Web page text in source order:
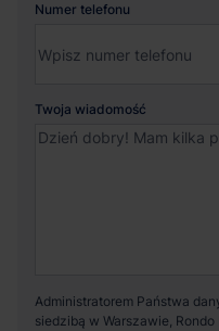
Numer telefonu
Twoja wiadomość
Administratorem Państwa
siedzibą w Warszawie,